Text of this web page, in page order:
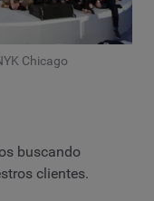
Chicago
buscando
clientes.